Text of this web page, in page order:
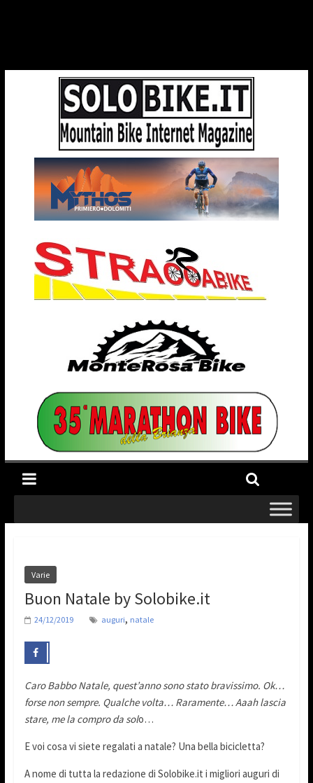
Varie
Buon Natale by Solobike.it
24/12/2019 auguri, natale
Caro Babbo Natale, quest’anno sono stato bravissimo. Ok…
forse non sempre. Qualche volta… Raramente… Aaah lascia
stare, me la compro da solo…
E voi cosa vi siete regalati a natale? Una bella bicicletta?
A nome di tutta la redazione di Solobike.it i migliori auguri di